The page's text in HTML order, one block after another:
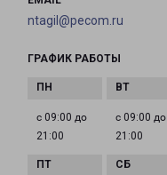
ntagil@pecom.ru
ГРАФИК РАБОТЫ
с 09:00 до
21:00
с 09:00 до
21:00